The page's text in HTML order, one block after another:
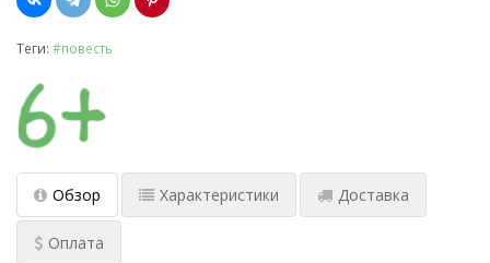
Теги: #повесть
Обзор Характеристики Доставка
Оплата